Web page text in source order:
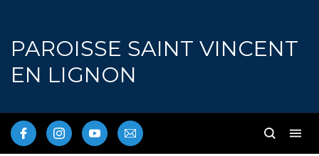
PAROISSE SAINT VINCENT
EN LIGNON